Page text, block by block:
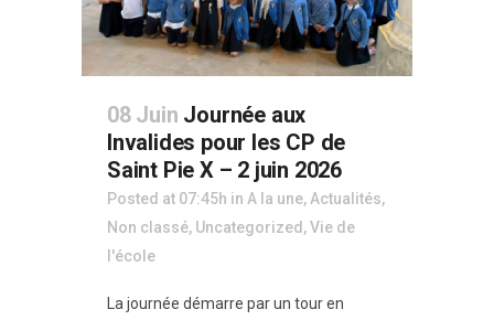
08 Juin Journée aux
Invalides pour les CP de
Saint Pie X – 2 juin 2026
Posted at 07:45h in A la une, Actualités,
Non classé, Uncategorized ,Vie de
l'école
La journée démarre par un tour en